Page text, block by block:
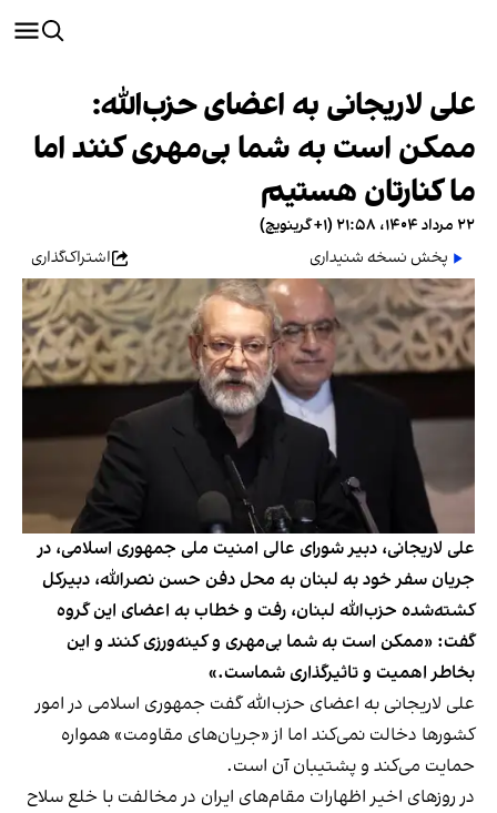
علی لاریجانی به اعضای حزب‌الله:
ممکن است به شما بی‌مهری کنند اما
ما کنارتان هستیم
۲۲ مرداد ۱۴۰۴، ۲۱:۵۸ (‎+۱ گرینویچ)
پخش نسخه شنیداری
اشتراک‌گذاری
علی لاریجانی، دبیر شورای عالی امنیت ملی جمهوری اسلامی، در
جریان سفر خود به لبنان به محل دفن حسن نصرالله، دبیرکل
کشته‌شده حزب‌الله لبنان، رفت و خطاب به اعضای این گروه
گفت: «ممکن است به شما بی‌مهری و کینه‌ورزی کنند و این
بخاطر اهمیت و تاثیرگذاری شماست.»
علی لاریجانی به اعضای حزب‌الله گفت جمهوری اسلامی در امور
کشورها دخالت نمی‌کند اما از «جریان‌های مقاومت» همواره
حمایت می‌کند و پشتیبان آن است.
در روزهای اخیر اظهارات مقام‌های ایران در مخالفت با خلع‌ سلاح